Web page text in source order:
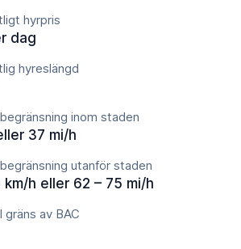
hyrpris
dag
hyreslängd
inom staden
37 mi/h
utanför staden
km/h eller 62 – 75 mi/h
av BAC